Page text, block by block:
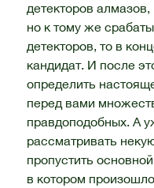
детекторов
но к тому же
детекторов, то в
кандидат. И после
определить
перед вами
правдоподобных. А
рассматривать
пропустить
в котором произошло